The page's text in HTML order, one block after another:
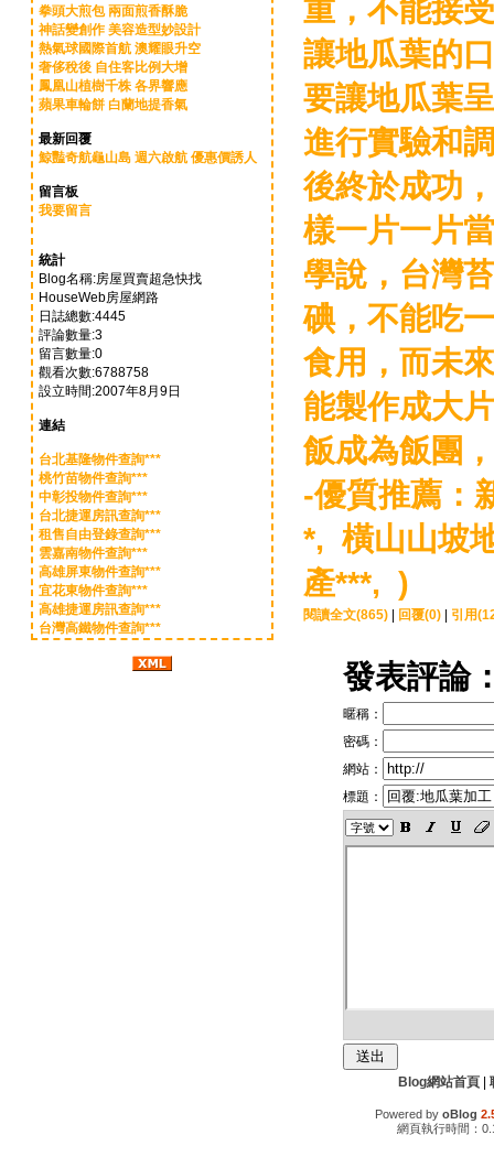
拳頭大煎包 兩面煎香酥脆
神話變創作 美容造型妙設計
熱氣球國際首航 澳耀眼升空
奢侈稅後 自住客比例大增
鳳凰山植樹千株 各界響應
蘋果車輪餅 白蘭地提香氣
最新回覆
鯨豔奇航龜山島 週六啟航 優惠價誘人
留言板
我要留言
統計
Blog名稱:房屋買賣超急快找
HouseWeb房屋網路
日誌總數:4445
評論數量:3
留言數量:0
觀看次數:6788758
設立時間:2007年8月9日
連結
台北基隆物件查詢***
桃竹苗物件查詢***
中彰投物件查詢***
台北捷運房訊查詢***
租售自由登錄查詢***
雲嘉南物件查詢***
高雄屏東物件查詢***
宜花東物件查詢***
高雄捷運房訊查詢***
台灣高鐵物件查詢***
重，不能接
讓地瓜葉的
要讓地瓜葉
進行實驗和
後終於成功
樣一片一片
學說，台灣
碘，不能吃
食用，而未
能製作成大
飯成為飯團
-優質推薦：
*, 橫山山坡
產***, )
閱讀全文(865) 回覆(0) 引用
發表評論
暱稱：
密碼：
網站：
標題：
Blog網站首頁|
Powered by oBlog
網頁執行時間：